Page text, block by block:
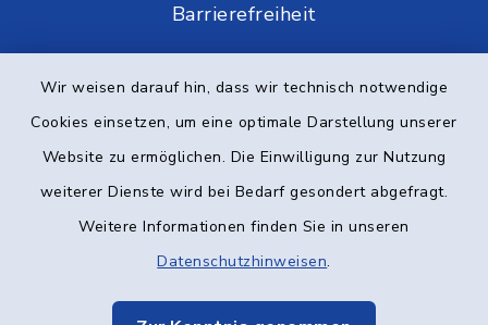
Wir weisen darauf hin, dass wir technisch notwendige
Cookies einsetzen, um eine optimale Darstellung unserer
Website zu ermöglichen. Die Einwilligung zur Nutzung
weiterer Dienste wird bei Bedarf gesondert abgefragt.
Weitere Informationen finden Sie in unseren
Datenschutzhinweisen.
Barrierefreiheit
Impressum
Elektronische Kommunikation
Sitemap
Cookie-Einstellungen